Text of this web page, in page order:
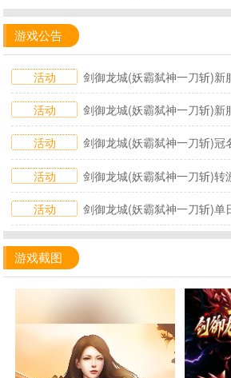
游戏公告
活动 剑御龙城(妖霸弑神一刀斩)新
活动
剑御龙城(妖霸弑神一刀斩)新
活动
剑御龙城(妖霸弑神一刀斩)冠
活动
剑御龙城(妖霸弑神一刀斩)转
活动
剑御龙城(妖霸弑神一刀斩)单
游戏截图